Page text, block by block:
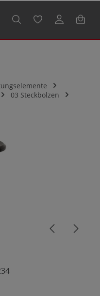
03 Steckbolzen